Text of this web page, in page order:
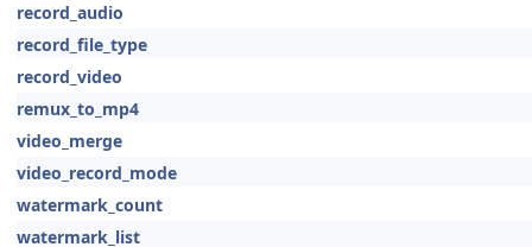
record_audio
record_file_type
record_video
remux_to_mp4
video_merge
video_record_mode
watermark_count
watermark_list